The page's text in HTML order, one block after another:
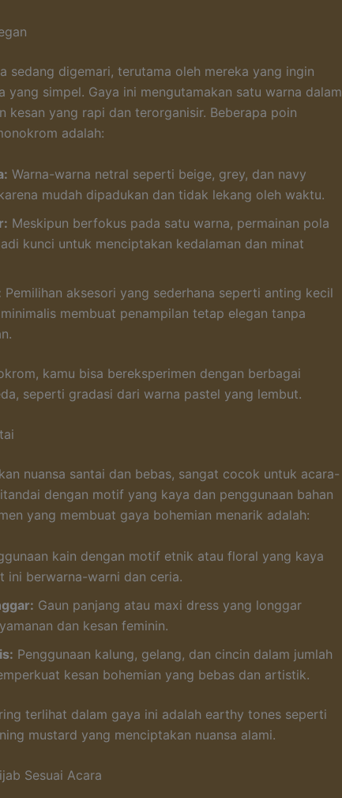
sedang digemari, terutama oleh mereka yang ingin
yang simpel. Gaya ini mengutamakan satu warna dalam
kesan yang rapi dan terorganisir. Beberapa poin
adalah:
Warna-warna netral seperti beige, grey, dan navy
mudah dipadukan dan tidak lekang oleh waktu.
Meskipun berfokus pada satu warna, permainan pola
kunci untuk menciptakan kedalaman dan minat
Pemilihan aksesori yang sederhana seperti anting kecil
membuat penampilan tetap elegan tanpa
kamu bisa bereksperimen dengan berbagai
seperti gradasi dari warna pastel yang lembut.
nuansa santai dan bebas, sangat cocok untuk acara-
dengan motif yang kaya dan penggunaan bahan
yang membuat gaya bohemian menarik adalah:
kain dengan motif etnik atau floral yang kaya
ini berwarna-warni dan ceria.
Gaun panjang atau maxi dress yang longgar
dan kesan feminin.
Penggunaan kalung, gelang, dan cincin dalam jumlah
kesan bohemian yang bebas dan artistik.
terlihat dalam gaya ini adalah earthy tones seperti
mustard yang menciptakan nuansa alami.
Sesuai Acara